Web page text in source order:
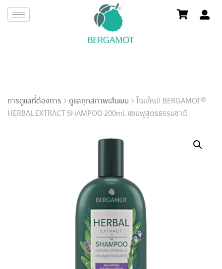
การดูแลที่ต้องการ ดูแลทุกสภาพเส้นผม
โฉมใหม่! BERGAMOT®
HERBAL EXTRACT SHAMPOO 200ml. แชมพูสูตรธรรมชาติ